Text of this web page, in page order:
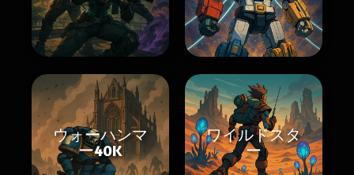
ウォーハンマ
ー40K
ワイルドスタ
ー